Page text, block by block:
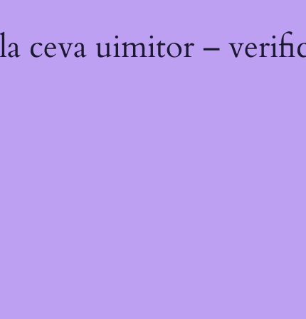
ceva uimitor –